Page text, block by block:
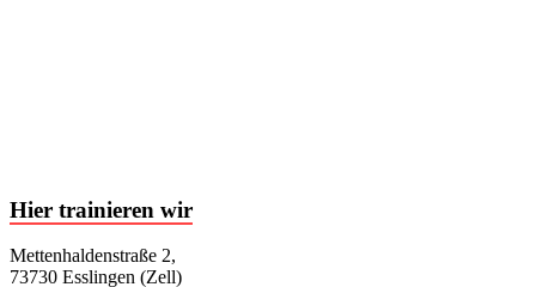
Hier trainieren wir
Mettenhaldenstraße 2,
73730 Esslingen (Zell)